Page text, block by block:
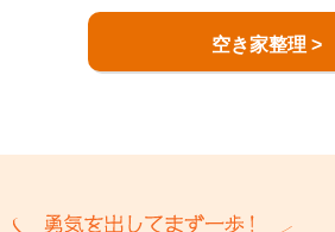
空き家整理 >